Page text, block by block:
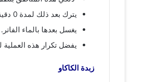
يترك بعد ذلك لمدة 0 دقيقة.
يغسل بعدها بالماء الفاتر.
يفضل تكرار هذه العملية
زبدة الكاكاو